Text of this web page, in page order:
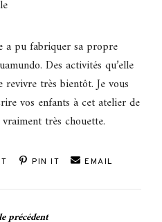
a pu fabriquer sa propre
Des activités qu’elle
revivre très bientôt. Je vous
vos enfants à cet atelier de
très chouette.
PIN IT EMAIL
précédent